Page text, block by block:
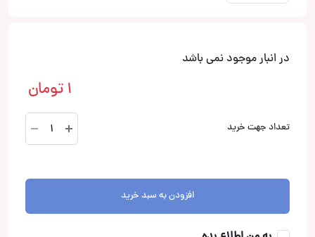
در انبار موجود نمی باشد
1 تومان
تعداد جهت خرید
RL-
411
افزودن به سبد خرید